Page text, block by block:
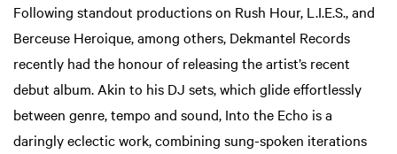
Following standout productions on Rush Hour, L.I.E.S., and
Berceuse Heroique, among others, Dekmantel Records
recently had the honour of releasing the artist’s recent
debut album. Akin to his DJ sets, which glide effortlessly
between genre, tempo and sound, Into the Echo is a
daringly eclectic work, combining sung-spoken iterations